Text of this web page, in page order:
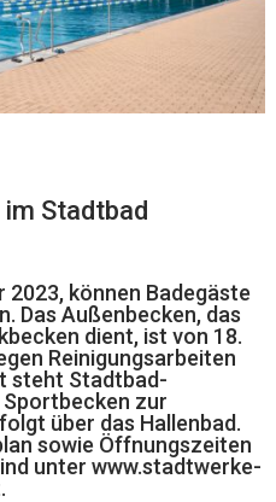
Stadtbad
2023, können Badegäste
Das Außenbecken, das
dient, ist von 18.
Reinigungsarbeiten
steht Stadtbad-
zur
über das Hallenbad.
sowie Öffnungszeiten
unter www.stadtwerke-